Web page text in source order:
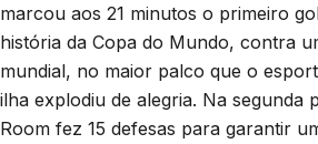
marcou aos 21 minutos o primeiro
história da Copa do Mundo, contra
mundial, no maior palco que o
ilha explodiu de alegria. Na segunda
Room fez 15 defesas para garantir